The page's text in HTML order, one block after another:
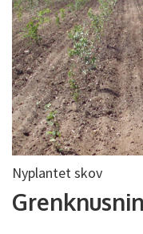
Nyplantet skov